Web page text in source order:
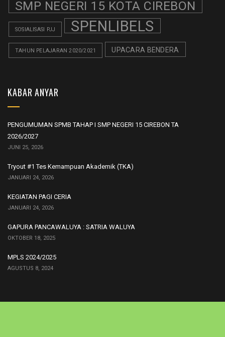
SMP NEGERI 15 KOTA CIREBON
SOSIALISASI PJJ SPENLIBELS
TAHUN PELAJARAN 2020/2021 UPACARA BENDERA
KABAR ANYAR
PENGUMUMAN SPMB TAHAP I SMP NEGERI 15 CIREBON TA
2026/2027
JUNI 25, 2026
Tryout #1 Tes Kemampuan Akademik (TKA)
JANUARI 24, 2026
KEGIATAN PAGI CERIA
JANUARI 24, 2026
GAPURA PANCAWALUYA : SATRIA WALUYA
OKTOBER 18, 2025
MPLS 2024/2025
AGUSTUS 8, 2024